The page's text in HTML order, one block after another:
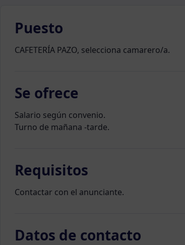
Puesto
CAFETERÍA PAZO, selecciona camarero/a.
Se ofrece
Salario según convenio.
Turno de mañana -tarde.
Requisitos
Contactar con el anunciante.
Datos de contacto